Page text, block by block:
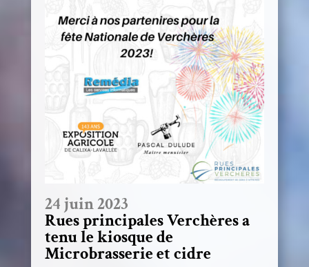
24 juin 2023
Rues principales Verchères a
tenu le kiosque de
Microbrasserie et cidre